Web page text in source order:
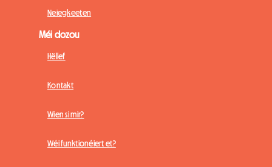
Neiegkeeten
Méi dozou
Hëllef
Kontakt
Wien si mir?
Wéi funktionéiert et?